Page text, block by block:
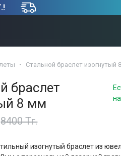
Стальной браслет изогнутый
браслет
8 мм
8400 Тг.
изогнутый браслет из